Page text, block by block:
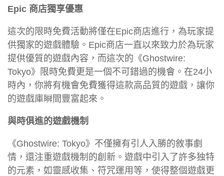
Epic 商店獨享優惠
這次的限時免費活動將僅在Epic商店進行，為玩家提
供獨家的遊戲體驗。Epic商店一直以來致力於為玩家
提供優質的遊戲內容，而這次的《Ghostwire:
Tokyo》限時免費更是一個不可錯過的機會。在24小
時內，你將有機會免費獲得這款高品質的遊戲，讓你
的遊戲庫瞬間豐富起來。
與時俱進的遊戲機制
《Ghostwire: Tokyo》不僅擁有引人入勝的敘事劇
情，還注重遊戲機制的創新。遊戲中引入了許多独特
的元素，如靈感收集、符咒運用等，使得整個遊戲更